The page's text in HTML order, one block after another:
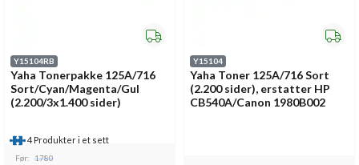
Y15104RB
Yaha Tonerpakke 125A/716
Sort/Cyan/Magenta/Gul
(2.200/3x1.400 sider)
4 Produkter i et sett
Før: 1780
Y15104
Yaha Toner 125A/716 Sort
(2.200 sider), erstatter HP
CB540A/Canon 1980B002